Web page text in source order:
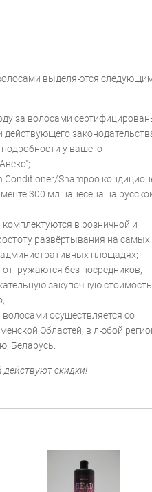
выделяются
за волосами
действующего
у вашего
Conditioner/Shampoo
300 мл нанесена на
в розничной и
развёртывания на самых
площадях;
без посредников,
закупочную
волосами осуществляется со
Областей, в любой
Беларусь.
скидки!